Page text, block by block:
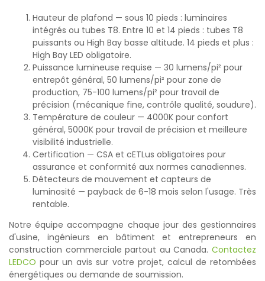
Hauteur de plafond — sous 10 pieds : luminaires
intégrés ou tubes T8. Entre 10 et 14 pieds : tubes T8
puissants ou High Bay basse altitude. 14 pieds et plus :
High Bay LED obligatoire.
Puissance lumineuse requise — 30 lumens/pi² pour
entrepôt général, 50 lumens/pi² pour zone de
production, 75-100 lumens/pi² pour travail de
précision (mécanique fine, contrôle qualité, soudure).
Température de couleur — 4000K pour confort
général, 5000K pour travail de précision et meilleure
visibilité industrielle.
Certification — CSA et cETLus obligatoires pour
assurance et conformité aux normes canadiennes.
Détecteurs de mouvement et capteurs de
luminosité — payback de 6-18 mois selon l'usage. Très
rentable.
Notre équipe accompagne chaque jour des gestionnaires
d'usine, ingénieurs en bâtiment et entrepreneurs en
construction commerciale partout au Canada. Contactez
LEDCO pour un avis sur votre projet, calcul de retombées
énergétiques ou demande de soumission.